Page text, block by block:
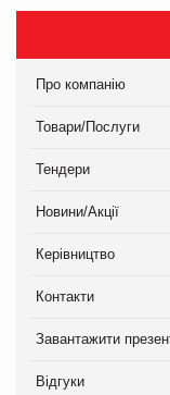
Про компанію
Товари/Послуги
Тендери
Новини/Акції
Керівництво
Контакти
Завантажити
Відгуки